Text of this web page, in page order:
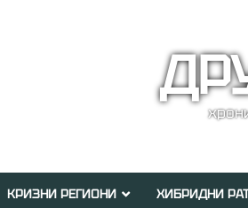
КРИЗНИ РЕГИОНИ ХИБРИДНИ